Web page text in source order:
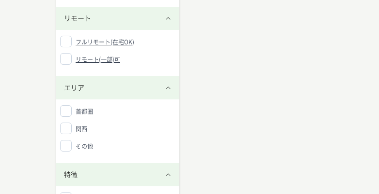
リモート
フルリモート(在宅OK)
リモート(一部)可
エリア
首都圏
関西
その他
特徴